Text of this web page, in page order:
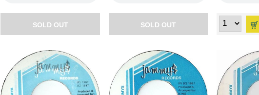
SOLD OUT SOLD OUT